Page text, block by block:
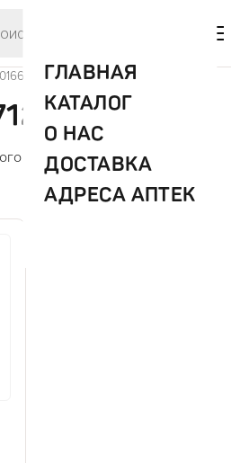
ГЛАВНАЯ
КАТАЛОГ
О НАС
ДОСТАВКА
АДРЕСА АПТЕК
товара